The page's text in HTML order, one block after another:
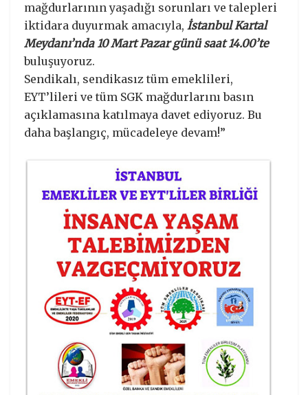
mağdurlarının yaşadığı sorunları ve talepleri
iktidara duyurmak amacıyla, İstanbul Kartal
Meydanı’nda 10 Mart Pazar günü saat 14.00’te
buluşuyoruz.
Sendikalı, sendikasız tüm emeklileri,
EYT’lileri ve tüm SGK mağdurlarını basın
açıklamasına katılmaya davet ediyoruz. Bu
daha başlangıç, mücadeleye devam!”